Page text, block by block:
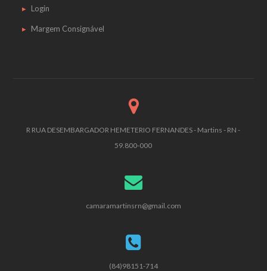
Login
Margem Consignável
R RUA DESEMBARGADOR HEMETERIO FERNANDES - Martins - RN -
59.800-000
camaramartinsrn@gmail.com
(84)98151-714